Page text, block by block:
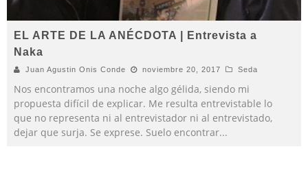
EL ARTE DE LA ANÉCDOTA | Entrevista a
Naka
Juan Agustin Onis Conde noviembre 20, 2017 Seda
Nos encontramos una noche algo gélida, siendo mi
propuesta difícil de explicar. Me resulta entrevistable lo
que no representa ni al entrevistador ni al entrevistado,
dejar que surja. Se exprese. Suelo encontrar...